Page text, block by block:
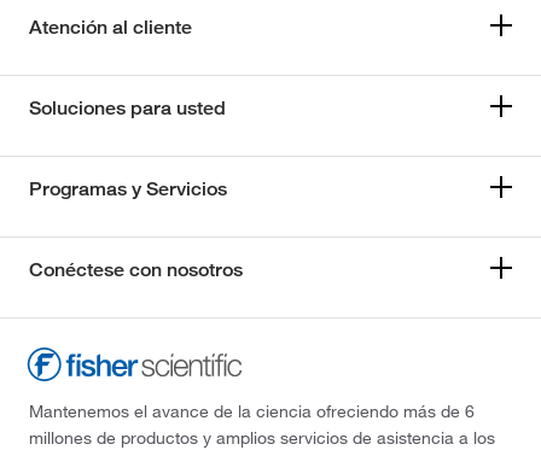
Atención al cliente
Soluciones para usted
Programas y Servicios
Conéctese con nosotros
Mantenemos el avance de la ciencia ofreciendo más de 6
millones de productos y amplios servicios de asistencia a los